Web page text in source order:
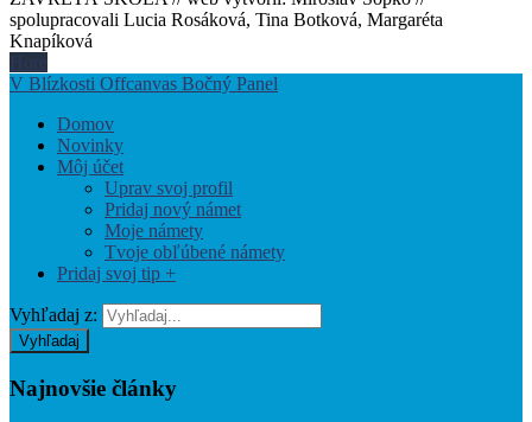
spolupracovali Lucia Rosáková, Tina Botková, Margaréta
Knapíková
Hore
V Blízkosti Offcanvas Bočný Panel
Domov
Novinky
Môj účet
Uprav svoj profil
Pridaj nový námet
Moje námety
Tvoje obľúbené námety
Pridaj svoj tip +
Vyhľadaj z:
Vyhľadaj
Najnovšie články